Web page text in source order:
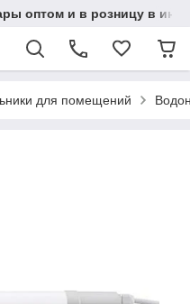
оптом и в розницу в
для помещений